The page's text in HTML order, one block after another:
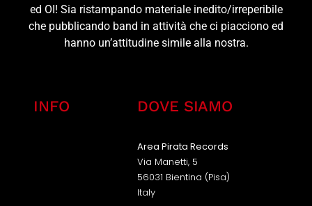
ed OI! Sia ristampando materiale inedito/irreperibile
che pubblicando band in attività che ci piacciono ed
hanno un’attitudine simile alla nostra.
INFO DOVE SIAMO
Area Pirata Records
Via Manetti, 5
56031 Bientina (Pisa)
Italy